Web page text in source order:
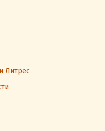
Литрес